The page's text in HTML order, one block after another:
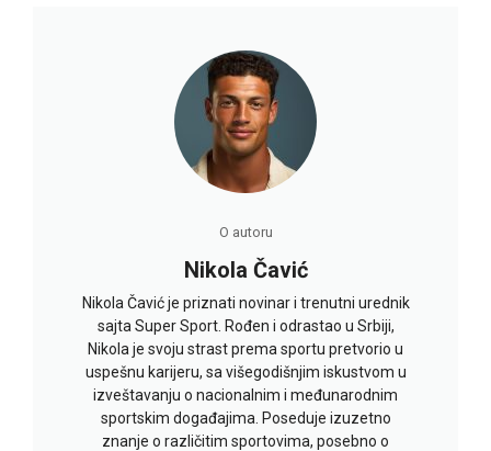
O autoru
Nikola Čavić
Nikola Čavić je priznati novinar i trenutni urednik
sajta Super Sport. Rođen i odrastao u Srbiji,
Nikola je svoju strast prema sportu pretvorio u
uspešnu karijeru, sa višegodišnjim iskustvom u
izveštavanju o nacionalnim i međunarodnim
sportskim događajima. Poseduje izuzetno
znanje o različitim sportovima, posebno o